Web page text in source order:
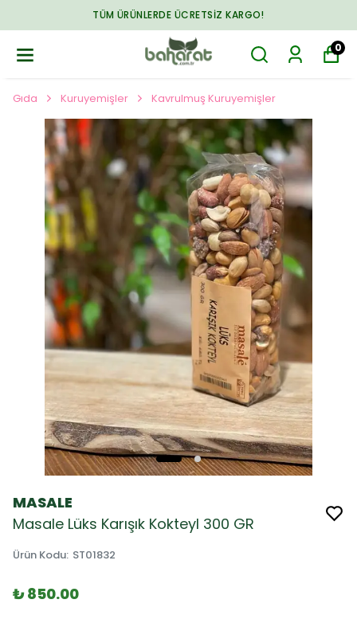
TÜM ÜRÜNLERDE ÜCRETSIZ KARGO!
0
Gıda Kuruyemişler Kavrulmuş Kuruyemişler
MASALE
Masale Lüks Karışık Kokteyl 300 GR
Ürün Kodu: ST01832
₺ 850.00